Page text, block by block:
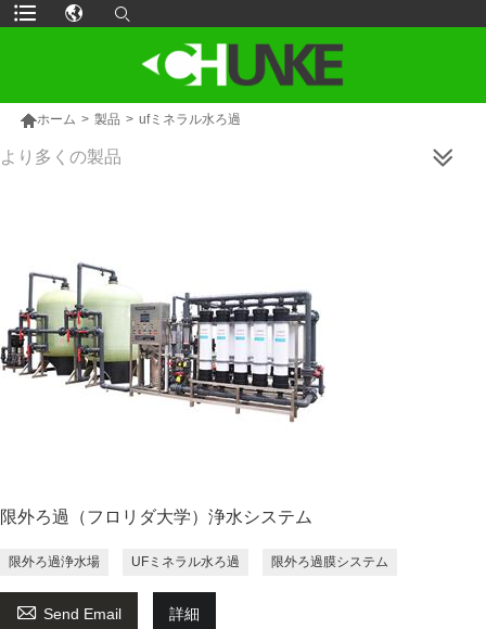
ホーム > 製品 > ufミネラル水ろ過
より多くの製品
限外ろ過（フロリダ大学）浄水システム
限外ろ過浄水場 UFミネラル水ろ過 限外ろ過膜システム
 Send Email 詳細